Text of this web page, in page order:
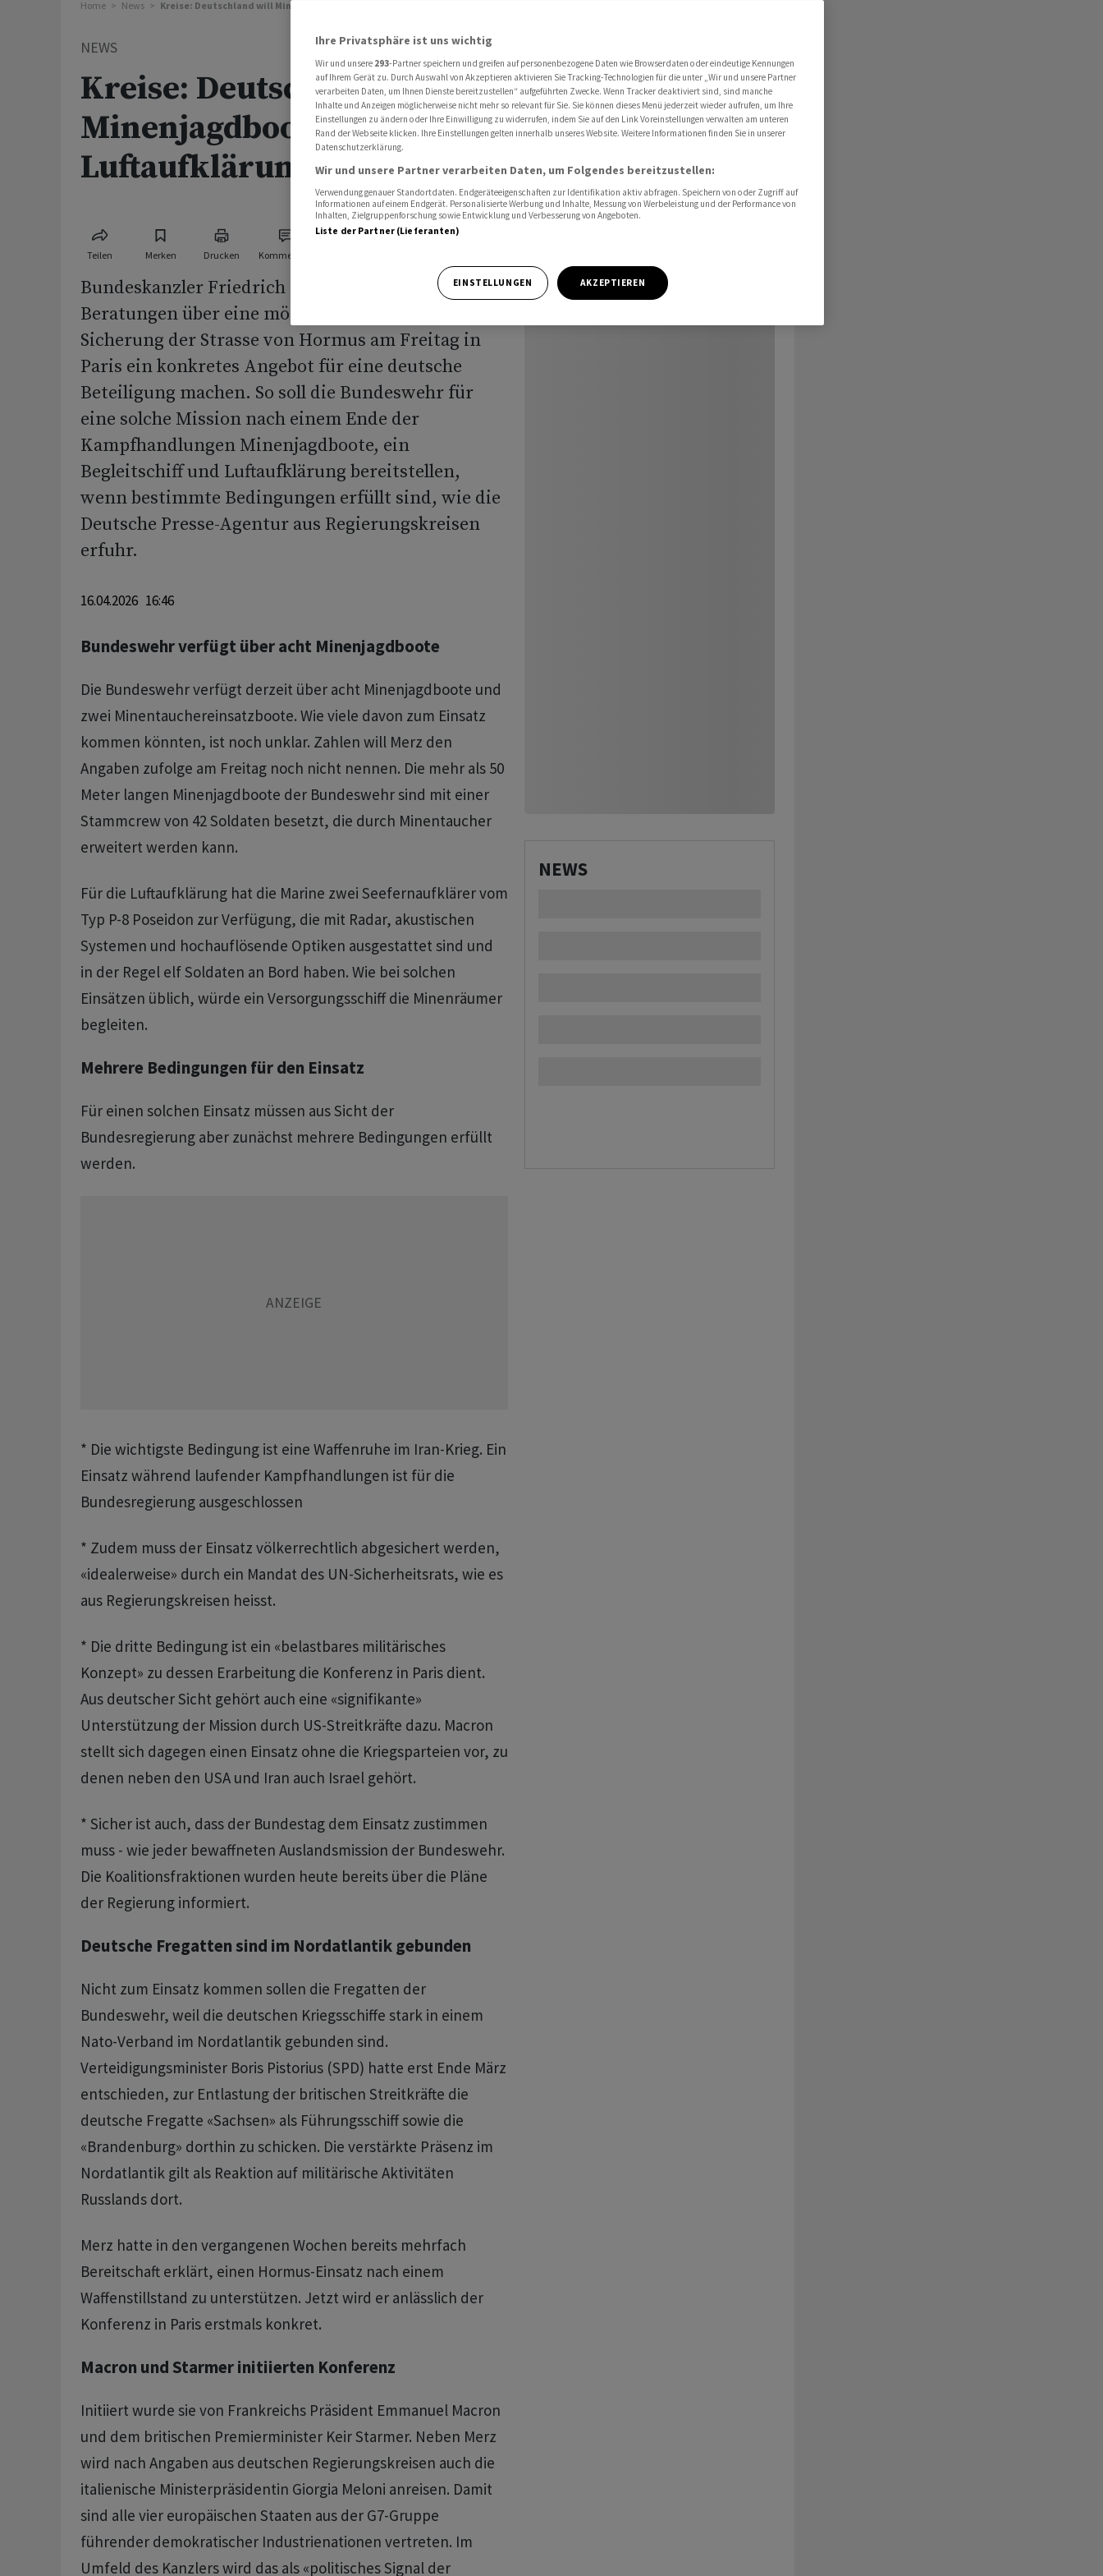
Home News Kreise: Deutschland will Minenjagdboote und Luftaufklärung anbieten
NEWS
Kreise: Deutschland will
Minenjagdboote und
Luftaufklärung anbieten
Teilen Merken Drucken Kommentare
Bundeskanzler Friedrich Merz (CDU) will bei den
Beratungen über eine mögliche Militärmission zur
Sicherung der Strasse von Hormus am Freitag in
Paris ein konkretes Angebot für eine deutsche
Beteiligung machen. So soll die Bundeswehr für
eine solche Mission nach einem Ende der
Kampfhandlungen Minenjagdboote, ein
Begleitschiff und Luftaufklärung bereitstellen,
wenn bestimmte Bedingungen erfüllt sind, wie die
Deutsche Presse-Agentur aus Regierungskreisen
erfuhr.
16.04.2026 16:46
Bundeswehr verfügt über acht Minenjagdboote
Die Bundeswehr verfügt derzeit über acht Minenjagdboote und
zwei Minentauchereinsatzboote. Wie viele davon zum Einsatz
kommen könnten, ist noch unklar. Zahlen will Merz den
Angaben zufolge am Freitag noch nicht nennen. Die mehr als 50
Meter langen Minenjagdboote der Bundeswehr sind mit einer
Stammcrew von 42 Soldaten besetzt, die durch Minentaucher
erweitert werden kann.
Für die Luftaufklärung hat die Marine zwei Seefernaufklärer vom
Typ P-8 Poseidon zur Verfügung, die mit Radar, akustischen
Systemen und hochauflösende Optiken ausgestattet sind und
in der Regel elf Soldaten an Bord haben. Wie bei solchen
Einsätzen üblich, würde ein Versorgungsschiff die Minenräumer
begleiten.
Mehrere Bedingungen für den Einsatz
Für einen solchen Einsatz müssen aus Sicht der
Bundesregierung aber zunächst mehrere Bedingungen erfüllt
werden.
* Die wichtigste Bedingung ist eine Waffenruhe im Iran-Krieg. Ein
Einsatz während laufender Kampfhandlungen ist für die
Bundesregierung ausgeschlossen
* Zudem muss der Einsatz völkerrechtlich abgesichert werden,
«idealerweise» durch ein Mandat des UN-Sicherheitsrats, wie es
aus Regierungskreisen heisst.
* Die dritte Bedingung ist ein «belastbares militärisches
Konzept» zu dessen Erarbeitung die Konferenz in Paris dient.
Aus deutscher Sicht gehört auch eine «signifikante»
Unterstützung der Mission durch US-Streitkräfte dazu. Macron
stellt sich dagegen einen Einsatz ohne die Kriegsparteien vor, zu
denen neben den USA und Iran auch Israel gehört.
* Sicher ist auch, dass der Bundestag dem Einsatz zustimmen
muss - wie jeder bewaffneten Auslandsmission der Bundeswehr.
Die Koalitionsfraktionen wurden heute bereits über die Pläne
der Regierung informiert.
Deutsche Fregatten sind im Nordatlantik gebunden
Nicht zum Einsatz kommen sollen die Fregatten der
Bundeswehr, weil die deutschen Kriegsschiffe stark in einem
Nato-Verband im Nordatlantik gebunden sind.
Verteidigungsminister Boris Pistorius (SPD) hatte erst Ende März
entschieden, zur Entlastung der britischen Streitkräfte die
deutsche Fregatte «Sachsen» als Führungsschiff sowie die
«Brandenburg» dorthin zu schicken. Die verstärkte Präsenz im
Nordatlantik gilt als Reaktion auf militärische Aktivitäten
Russlands dort.
Merz hatte in den vergangenen Wochen bereits mehrfach
Bereitschaft erklärt, einen Hormus-Einsatz nach einem
Waffenstillstand zu unterstützen. Jetzt wird er anlässlich der
Konferenz in Paris erstmals konkret.
Macron und Starmer initiierten Konferenz
Initiiert wurde sie von Frankreichs Präsident Emmanuel Macron
und dem britischen Premierminister Keir Starmer. Neben Merz
wird nach Angaben aus deutschen Regierungskreisen auch die
italienische Ministerpräsidentin Giorgia Meloni anreisen. Damit
sind alle vier europäischen Staaten aus der G7-Gruppe
führender demokratischer Industrienationen vertreten. Im
Umfeld des Kanzlers wird das als «politisches Signal der
NEWS
Ihre Privatsphäre ist uns wichtig
Wir und unsere 293-Partner speichern und greifen auf personenbezogene Daten wie Browserdaten oder eindeutige Kennungen
auf Ihrem Gerät zu. Durch Auswahl von Akzeptieren aktivieren Sie Tracking-Technologien für die unter „Wir und unsere Partner
verarbeiten Daten, um Ihnen Dienste bereitzustellen“ aufgeführten Zwecke. Wenn Tracker deaktiviert sind, sind manche
Inhalte und Anzeigen möglicherweise nicht mehr so relevant für Sie. Sie können dieses Menü jederzeit wieder aufrufen, um Ihre
Einstellungen zu ändern oder Ihre Einwilligung zu widerrufen, indem Sie auf den Link Voreinstellungen verwalten am unteren
Rand der Webseite klicken. Ihre Einstellungen gelten innerhalb unseres Website. Weitere Informationen finden Sie in unserer
Datenschutzerklärung.
Wir und unsere Partner verarbeiten Daten, um Folgendes bereitzustellen:
Verwendung genauer Standortdaten. Endgeräteeigenschaften zur Identifikation aktiv abfragen. Speichern von oder Zugriff auf
Informationen auf einem Endgerät. Personalisierte Werbung und Inhalte, Messung von Werbeleistung und der Performance von
Inhalten, Zielgruppenforschung sowie Entwicklung und Verbesserung von Angeboten.
Liste der Partner (Lieferanten)
EINSTELLUNGEN AKZEPTIEREN